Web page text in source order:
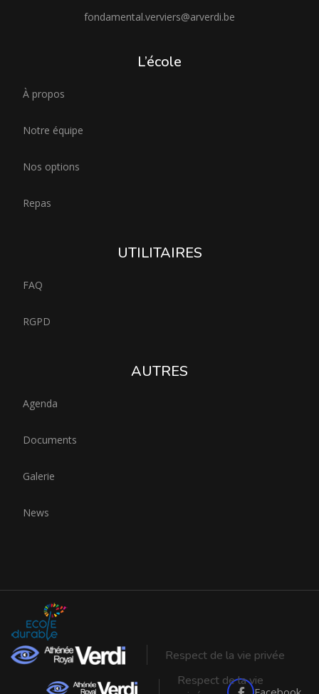
fondamental.verviers@arverdi.be
L’école
À propos
Notre équipe
Nos options
Repas
UTILITAIRES
FAQ
RGPD
AUTRES
Agenda
Documents
Galerie
News
Respect de la vie privée
Respect de la vie